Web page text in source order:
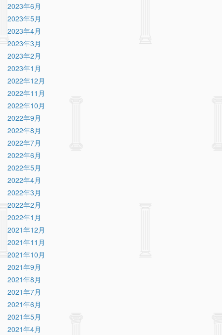
2023年6月
2023年5月
2023年4月
2023年3月
2023年2月
2023年1月
2022年12月
2022年11月
2022年10月
2022年9月
2022年8月
2022年7月
2022年6月
2022年5月
2022年4月
2022年3月
2022年2月
2022年1月
2021年12月
2021年11月
2021年10月
2021年9月
2021年8月
2021年7月
2021年6月
2021年5月
2021年4月